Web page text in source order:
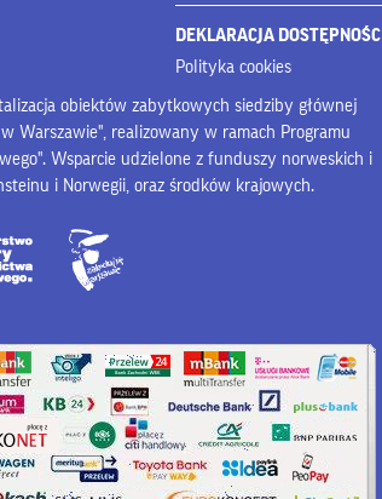
DEKLARACJA DOSTĘPNOŚCI
Polityka cookies
obiektów zabytkowych siedziby głównej
Warszawie", realizowany w ramach Programu
Wsparcie udzielone z funduszy norweskich i
i Norwegii, oraz środków krajowych.